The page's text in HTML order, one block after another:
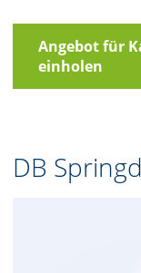
Angebot für
einholen
DB